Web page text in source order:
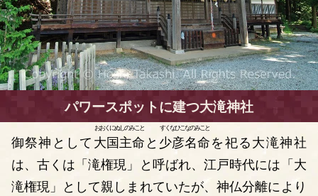
パワースポットに建つ大滝神社
御祭神として大国主命
おおくにぬしのみこと
と 少彦名命
すくなひこなのみこと
を祀る大滝神社
は、古くは「滝権現」と呼ばれ、江戸時代には「大
滝権現」として親しまれていたが、神仏分離により